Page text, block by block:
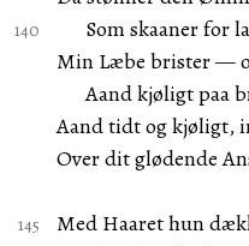
Som skaaner for
Min Læbe brister — o
Aand kjøligt paa
Aand tidt og kjøligt,
Over dit glødende
Med Haaret hun